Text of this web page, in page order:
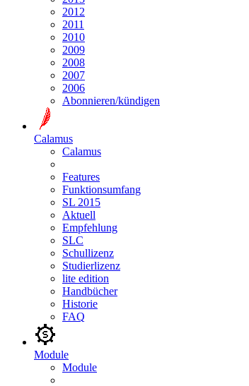
2012
2011
2010
2009
2008
2007
2006
Abonnieren/kündigen
Calamus
Calamus
Features
Funktionsumfang
SL 2015
Aktuell
Empfehlung
SLC
Schullizenz
Studierlizenz
lite edition
Handbücher
Historie
FAQ
Module
Module